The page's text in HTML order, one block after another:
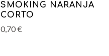
SMOKING NARANJA
CORTO
0,70€